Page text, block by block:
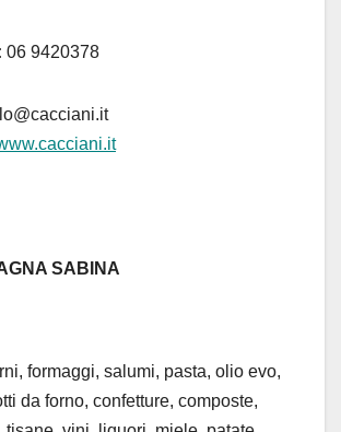
06 9420378
SABINA
formaggi, salumi, pasta, olio evo,
da forno, confetture, composte,